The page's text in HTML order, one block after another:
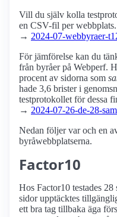
Vill du själv kolla
en CSV-fil per webbplats.
→ 2024-07-webbyraer-
För jämförelse kan du
från byråer på Webperf.
procent av sidorna som
hade 3,6 brister i
testprotokollet för dessa
→ 2024-07-26-de-28-
Nedan följer var och en
byråwebbplatserna.
Factor10
Hos Factor10 testades
sidor upptäcktes
ett bra tag tillbaka äga